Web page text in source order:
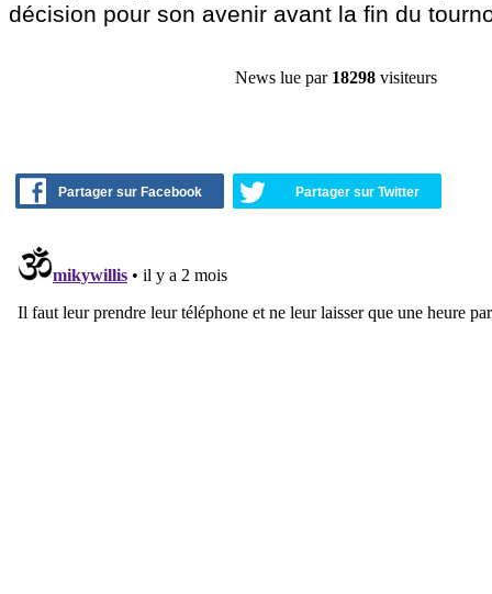
décision pour son avenir avant la fin du
News lue par 18298 visiteurs
Partager sur Facebook Partager sur Twitter